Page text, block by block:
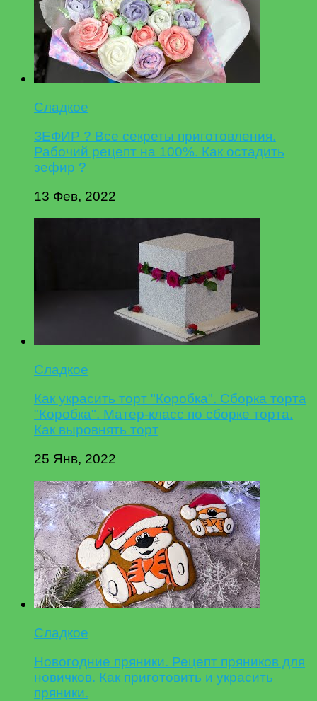
Сладкое
ЗЕФИР ? Все секреты приготовления.
Рабочий рецепт на 100%. Как остадить
зефир ?
13 Фев, 2022
Сладкое
Как украсить торт "Коробка". Сборка торта
"Коробка". Матер-класс по сборке торта.
Как выровнять торт
25 Янв, 2022
Сладкое
Новогодние пряники. Рецепт пряников для
новичков. Как приготовить и украсить
пряники.